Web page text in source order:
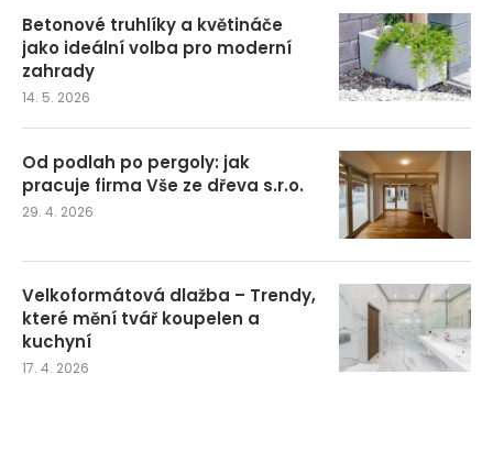
Betonové truhlíky a květináče
jako ideální volba pro moderní
zahrady
14. 5. 2026
Od podlah po pergoly: jak
pracuje firma Vše ze dřeva s.r.o.
29. 4. 2026
Velkoformátová dlažba – Trendy,
které mění tvář koupelen a
kuchyní
17. 4. 2026